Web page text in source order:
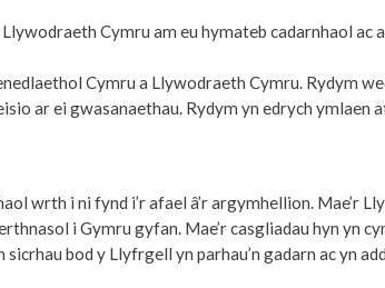
Cymru am eu hymateb cadarnhaol ac
Cymru a Llywodraeth Cymru. Rydym
ar ei gwasanaethau. Rydym yn edrych ymlaen
wrth i ni fynd i’r afael â’r argymhellion. Mae’r
i Gymru gyfan. Mae’r casgliadau hyn yn
bod y Llyfrgell yn parhau’n gadarn ac yn